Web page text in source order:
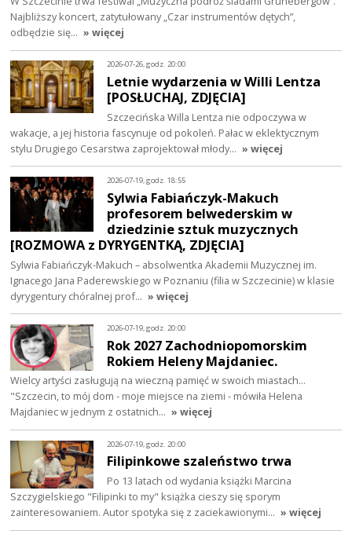
Najbliższy koncert, zatytułowany „Czar instrumentów dętych”,
odbędzie się… » więcej
2026-07-26, godz. 20:00
Letnie wydarzenia w Willi Lentza
[POSŁUCHAJ, ZDJĘCIA]
Szczecińska Willa Lentza nie odpoczywa w
wakacje, a jej historia fascynuje od pokoleń. Pałac w eklektycznym
stylu Drugiego Cesarstwa zaprojektował młody… » więcej
2026-07-19, godz. 18:55
Sylwia Fabiańczyk-Makuch
profesorem belwederskim w
dziedzinie sztuk muzycznych
[ROZMOWA z DYRYGENTKĄ, ZDJĘCIA]
Sylwia Fabiańczyk-Makuch – absolwentka Akademii Muzycznej im.
Ignacego Jana Paderewskiego w Poznaniu (filia w Szczecinie) w klasie
dyrygentury chóralnej prof… » więcej
2026-07-19, godz. 20:00
Rok 2027 Zachodniopomorskim
Rokiem Heleny Majdaniec.
Wielcy artyści zasługują na wieczną pamięć w swoich miastach...
"Szczecin, to mój dom - moje miejsce na ziemi - mówiła Helena
Majdaniec w jednym z ostatnich… » więcej
2026-07-19, godz. 20:00
Filipinkowe szaleństwo trwa
Po 13 latach od wydania książki Marcina
Szczygielskiego "Filipinki to my" książka cieszy się sporym
zainteresowaniem. Autor spotyka się z zaciekawionymi… » więcej